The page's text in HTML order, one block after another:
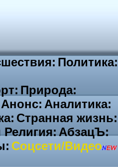
Политика:
Природа:
Анонс: Аналитика:
Странная жизнь:
Религия:АбзацЪ:
Соцсети/Видео